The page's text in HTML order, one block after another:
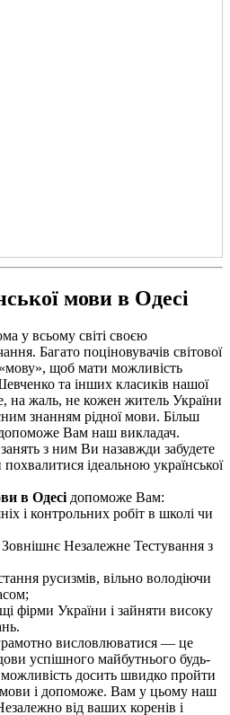
мови в Одесі
у всьому світі своєю
Багато поціновувачів світової
«мову», щоб мати можливість
та інших класиків нашої
на жаль, не кожен житель України
знанням рідної мови. Більш
Вам наш викладач.
з ним Ви назавжди забудете
ідеальною української
в Одесідопоможе Вам:
і контрольних робіт в школі чи
Незалежне Тестування з
русизмів, вільно володіючи
фірми України і зайняти високу
висловлюватися — це
успішного майбутнього будь-
досить швидко пройти
мови і допоможе. Вам у цьому наш
від ваших коренів і